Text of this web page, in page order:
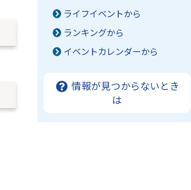
ライフイベントから
ランキングから
イベントカレンダーから
情報が見つからないとき
は